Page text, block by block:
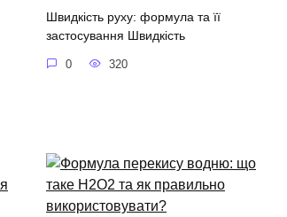
Швидкість руху: формула та її
застосування Швидкість
0 320